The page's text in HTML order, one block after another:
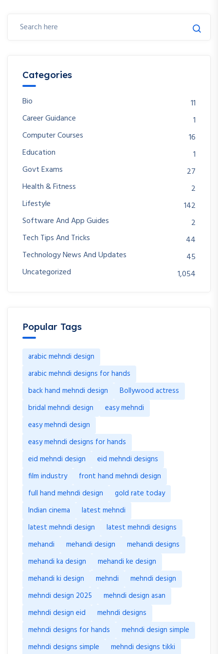
Categories
Bio
11
Career Guidance
1
Computer Courses
16
Education
1
Govt Exams
27
Health & Fitness
2
Lifestyle
142
Software And App Guides
2
Tech Tips And Tricks
44
Technology News And Updates
45
Uncategorized
1,054
Popular Tags
arabic mehndi design
arabic mehndi designs for hands
back hand mehndi design
Bollywood actress
bridal mehndi design
easy mehndi
easy mehndi design
easy mehndi designs for hands
eid mehndi design
eid mehndi designs
film industry
front hand mehndi design
full hand mehndi design
gold rate today
Indian cinema
latest mehndi
latest mehndi design
latest mehndi designs
mehandi
mehandi design
mehandi designs
mehandi ka design
mehandi ke design
mehandi ki design
mehndi
mehndi design
mehndi design 2025
mehndi design asan
mehndi design eid
mehndi designs
mehndi designs for hands
mehndi design simple
mehndi designs simple
mehndi designs tikki